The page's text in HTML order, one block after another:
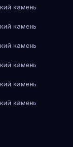
камень
камень
камень
камень
камень
камень